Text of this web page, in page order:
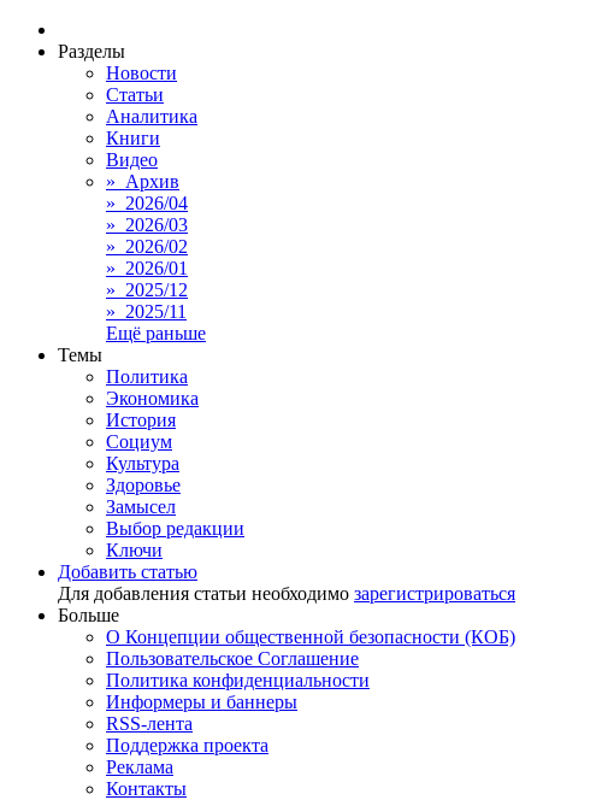
Разделы
Новости
Статьи
Аналитика
Книги
Видео
» Архив
» 2026/04
» 2026/03
» 2026/02
» 2026/01
» 2025/12
» 2025/11
Ещё раньше
Темы
Политика
Экономика
История
Социум
Культура
Здоровье
Замысел
Выбор редакции
Ключи
Добавить статью
Для добавления статьи необходимо зарегистрироваться
Больше
О Концепции общественной безопасности (КОБ)
Пользовательское Соглашение
Политика конфиденциальности
Информеры и баннеры
RSS-лента
Поддержка проекта
Реклама
Контакты